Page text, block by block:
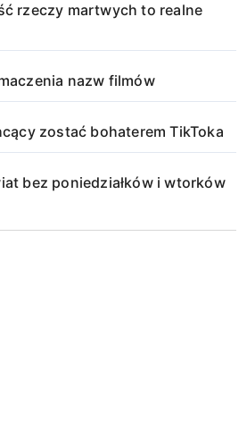
rzeczy martwych to realne
nazw filmów
zostać bohaterem TikToka
bez poniedziałków i wtorków